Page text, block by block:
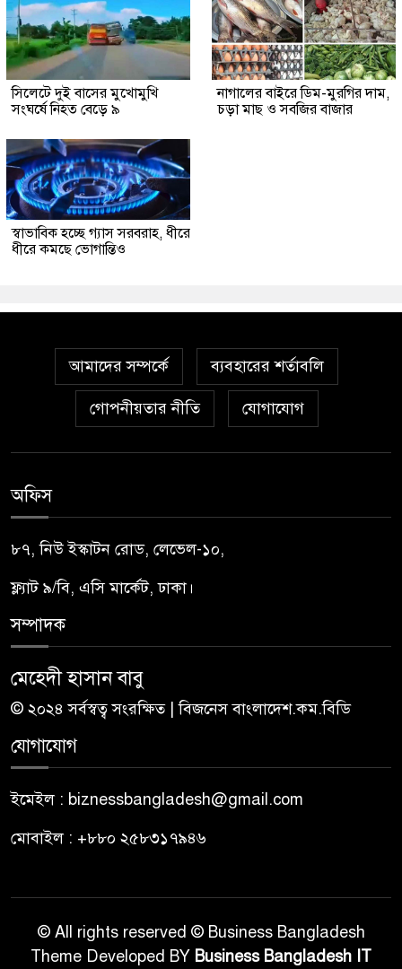
সিলেটে দুই বাসের মুখোমুখি
সংঘর্ষে নিহত বেড়ে ৯
নাগালের বাইরে ডিম-মুরগির দাম,
চড়া মাছ ও সবজির বাজার
স্বাভাবিক হচ্ছে গ্যাস সরবরাহ, ধীরে
ধীরে কমছে ভোগান্তিও
আমাদের সম্পর্কে ব্যবহারের শর্তাবলি
গোপনীয়তার নীতি যোগাযোগ
অফিস
৮৭, নিউ ইস্কাটন রোড, লেভেল-১০,
ফ্ল্যাট ৯/বি, এসি মার্কেট, ঢাকা।
সম্পাদক
মেহেদী হাসান বাবু
© ২০২৪ সর্বস্বত্ব সংরক্ষিত | বিজনেস বাংলাদেশ.কম.বিডি
যোগাযোগ
ইমেইল : biznessbangladesh@gmail.com
মোবাইল : +৮৮০ ২৫৮৩১৭৯৪৬
© All rights reserved © Business Bangladesh
Theme Developed BY Business Bangladesh IT